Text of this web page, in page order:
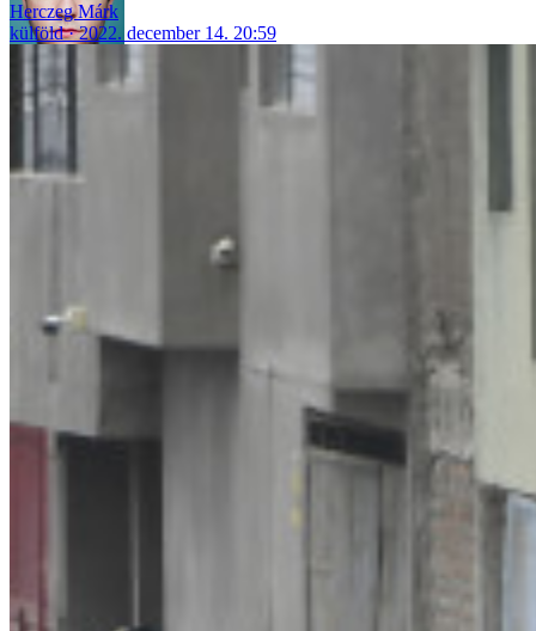
Herczeg Márk
külföld
2022. december 14. 20:59